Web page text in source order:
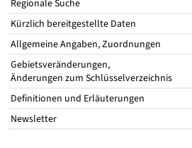
Regionale Suche
Kürzlich bereitgestellte Daten
Allgemeine Angaben, Zuordnungen
Gebietsveränderungen,
Änderungen zum Schlüsselverzeichnis
Definitionen und Erläuterungen
Newsletter